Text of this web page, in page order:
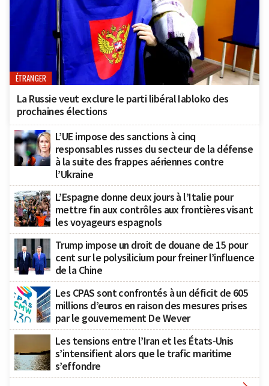
ÉTRANGER
La Russie veut exclure le parti libéral Iabloko des
prochaines élections
L’UE impose des sanctions à cinq
responsables russes du secteur de la défense
à la suite des frappes aériennes contre
l’Ukraine
L’Espagne donne deux jours à l’Italie pour
mettre fin aux contrôles aux frontières visant
les voyageurs espagnols
Trump impose un droit de douane de 15 pour
cent sur le polysilicium pour freiner l’influence
de la Chine
Les CPAS sont confrontés à un déficit de 605
millions d’euros en raison des mesures prises
par le gouvernement De Wever
Les tensions entre l’Iran et les États-Unis
s’intensifient alors que le trafic maritime
s’effondre